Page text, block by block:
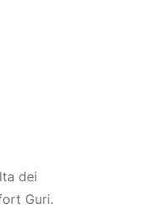
dei
Guri.